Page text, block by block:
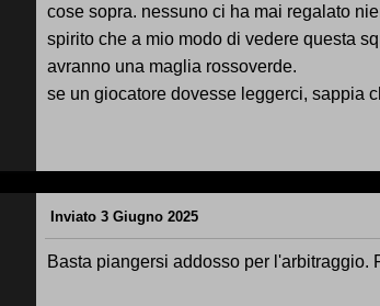
cose sopra. nessuno ci ha mai regalato
spirito che a mio modo di vedere questa
avranno una maglia rossoverde.
se un giocatore dovesse leggerci, sappia
Inviato 3 Giugno 2025
Basta piangersi addosso per l'arbitraggio.